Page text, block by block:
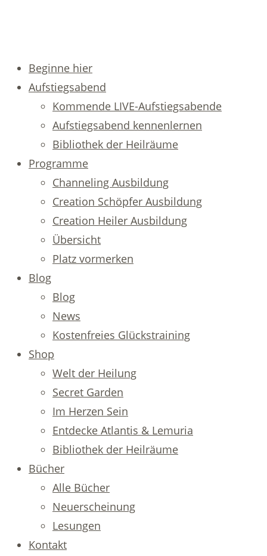
Beginne hier
Aufstiegsabend
Kommende LIVE-Aufstiegsabende
Aufstiegsabend kennenlernen
Bibliothek der Heilräume
Programme
Channeling Ausbildung
Creation Schöpfer Ausbildung
Creation Heiler Ausbildung
Übersicht
Platz vormerken
Blog
Blog
News
Kostenfreies Glückstraining
Shop
Welt der Heilung
Secret Garden
Im Herzen Sein
Entdecke Atlantis & Lemuria
Bibliothek der Heilräume
Bücher
Alle Bücher
Neuerscheinung
Lesungen
Kontakt